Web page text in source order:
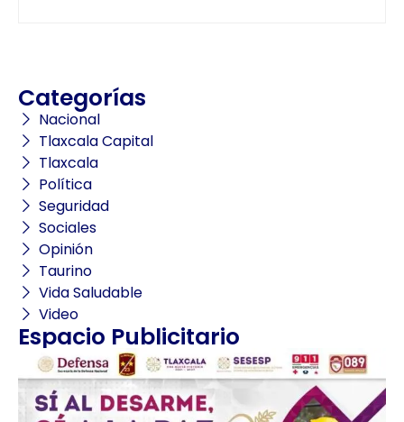
Categorías
Nacional
Tlaxcala Capital
Tlaxcala
Política
Seguridad
Sociales
Opinión
Taurino
Vida Saludable
Video
Espacio Publicitario